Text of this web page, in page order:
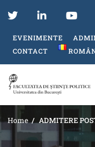
EVENIMENTE
CONTACT
Home ADMITERE